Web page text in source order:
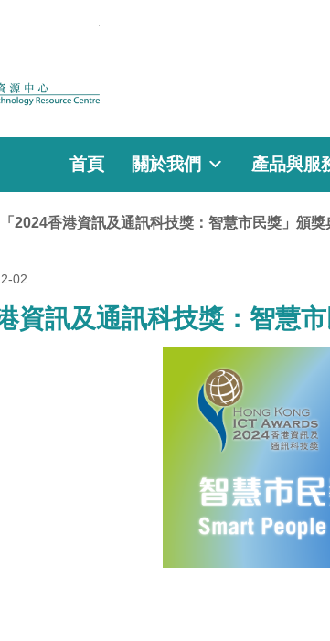
首頁 關於我們 產品與服
「2024香港資訊及通訊科技獎：智慧市民獎」頒獎
02
資訊及通訊科技獎：智慧